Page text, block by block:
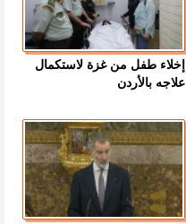
إخلاء طفل من غزة لاستكمال
علاجه بالأردن